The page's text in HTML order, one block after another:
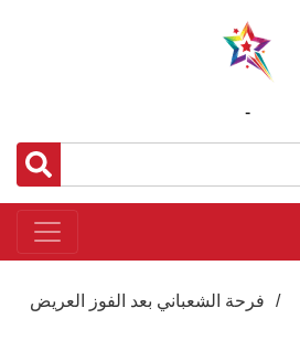
-
فرحة الشعباني بعد الفوز العريض